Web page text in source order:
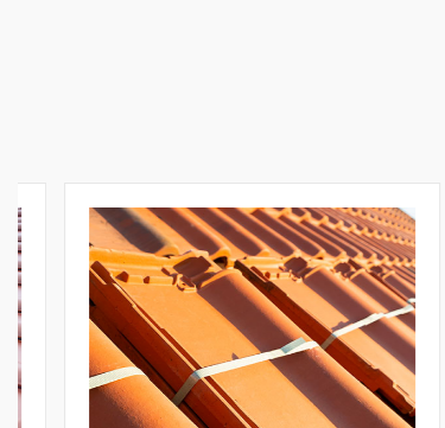
Réparation et
Rénovation de
Toiture